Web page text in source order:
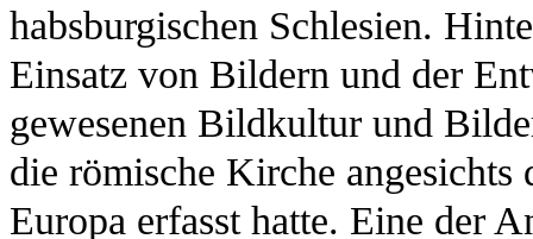
habsburgischen Schlesien.
Einsatz von Bildern und der
gewesenen Bildkultur und
die römische Kirche angesichts
Europa erfasst hatte. Eine der